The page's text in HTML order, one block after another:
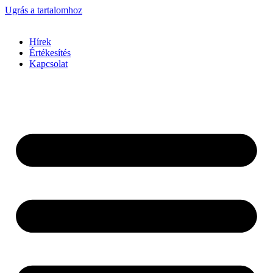
Ugrás a tartalomhoz
Hírek
Értékesítés
Kapcsolat